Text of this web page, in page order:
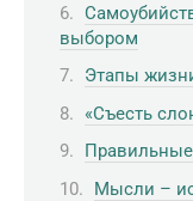
выбором
Этапы
«Съесть
Мысли –